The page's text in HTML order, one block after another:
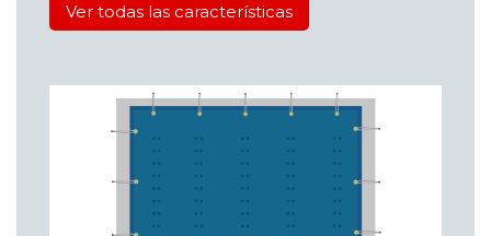
Ver todas las características